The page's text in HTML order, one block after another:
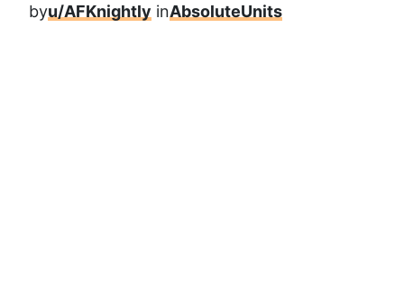
byu/AFKnightly inAbsoluteUnits